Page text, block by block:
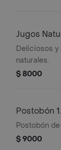
Jugos
Deliciosos
naturales.
$ 8000
Postobón
Postobón
$ 9000